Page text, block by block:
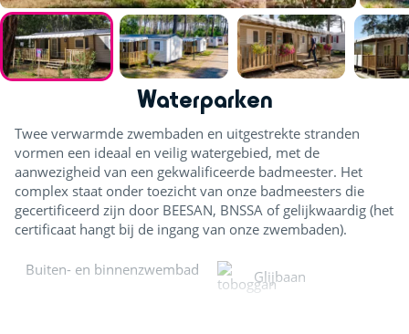
Waterparken
Twee verwarmde zwembaden en uitgestrekte stranden
vormen een ideaal en veilig watergebied, met de
aanwezigheid van een gekwalificeerde badmeester. Het
complex staat onder toezicht van onze badmeesters die
gecertificeerd zijn door BEESAN, BNSSA of gelijkwaardig (het
certificaat hangt bij de ingang van onze zwembaden).
Buiten- en binnenzwembad
Glijbaan